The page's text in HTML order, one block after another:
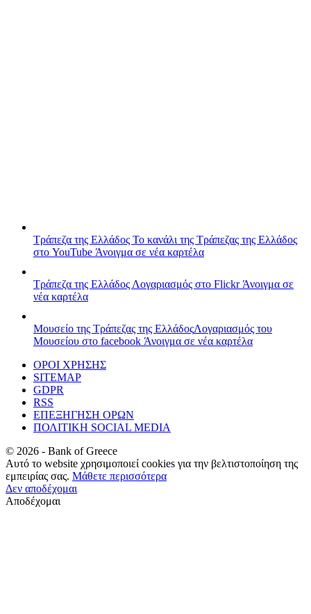
Τράπεζα της Ελλάδος Το κανάλι της Τράπεζας της Ελλάδος
στο YouTube Άνοιγμα σε νέα καρτέλα
Τράπεζα της Ελλάδος Λογαριασμός στο FlickrΆνοιγμα σε
νέα καρτέλα
Μουσείο της Τράπεζας της ΕλλάδοςΛογαριασμός του
Μουσείου στο facebook Άνοιγμα σε νέα καρτέλα
ΟΡΟΙ ΧΡΗΣΗΣ
SITEMAP
GDPR
RSS
ΕΠΕΞΗΓΗΣΗ ΟΡΩΝ
ΠΟΛΙΤΙΚΗ SOCIAL MEDIA
© 2026 - Bank of Greece
Αυτό το website χρησιμοποιεί cookies για την βελτιστοποίηση της
εμπειρίας σας. Μάθετε περισσότερα
Δεν αποδέχομαι
Αποδέχομαι